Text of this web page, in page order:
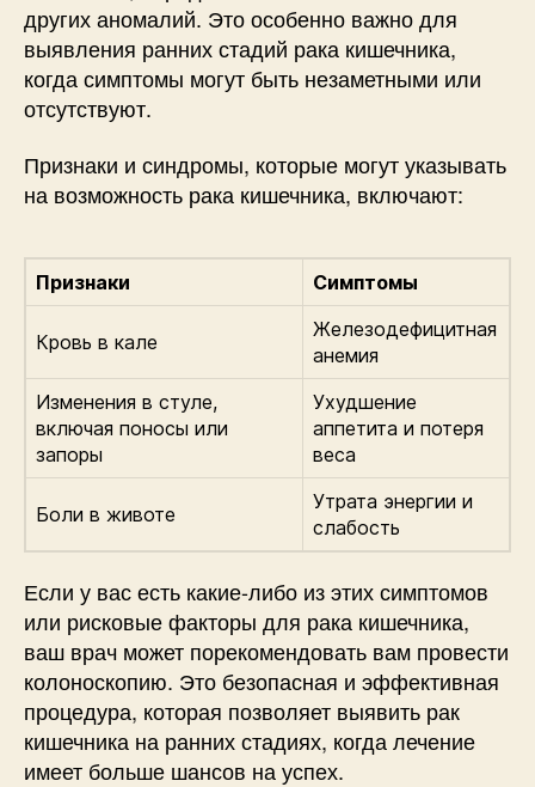
других аномалий. Это особенно важно для
выявления ранних стадий рака кишечника,
когда симптомы могут быть незаметными или
отсутствуют.
Признаки и синдромы, которые могут указывать
на возможность рака кишечника, включают:
Признаки Симптомы
Кровь в кале
Железодефицитная
анемия
Изменения в стуле,
включая поносы или
запоры
Ухудшение
аппетита и потеря
веса
Боли в животе
Утрата энергии и
слабость
Если у вас есть какие-либо из этих симптомов
или рисковые факторы для рака кишечника,
ваш врач может порекомендовать вам провести
колоноскопию. Это безопасная и эффективная
процедура, которая позволяет выявить рак
кишечника на ранних стадиях, когда лечение
имеет больше шансов на успех.